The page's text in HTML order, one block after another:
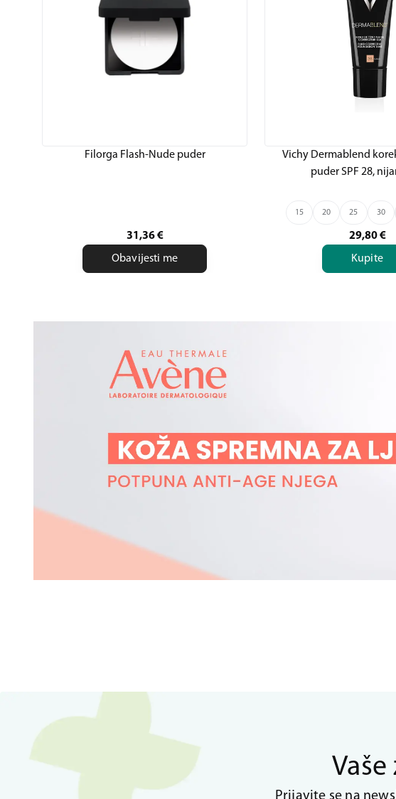
Filorga Flash-Nude puder
31,36 €
Obavijesti me
Vichy Dermablend
puder SPF 28,
15 20 25 30
29,80 €
Kupite